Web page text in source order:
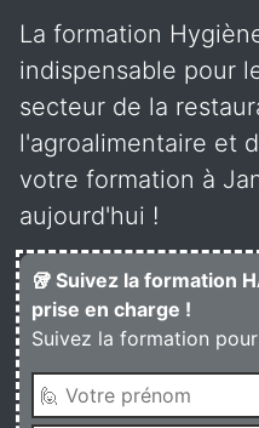
La formation
indispensable pour
secteur de la
l'agroalimentaire et
votre formation à
aujourd'hui !
🥡 Suivez la formation
prise en charge !
Suivez la formation